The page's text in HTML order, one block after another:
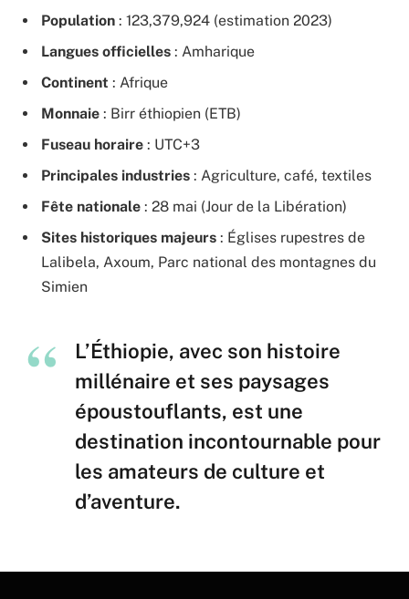
Population : 123,379,924 (estimation 2023)
Langues officielles : Amharique
Continent : Afrique
Monnaie : Birr éthiopien (ETB)
Fuseau horaire : UTC+3
Principales industries : Agriculture, café, textiles
Fête nationale : 28 mai (Jour de la Libération)
Sites historiques majeurs : Églises rupestres de
Lalibela, Axoum, Parc national des montagnes du
Simien
L’Éthiopie, avec son histoire
millénaire et ses paysages
époustouflants, est une
destination incontournable pour
les amateurs de culture et
d’aventure.